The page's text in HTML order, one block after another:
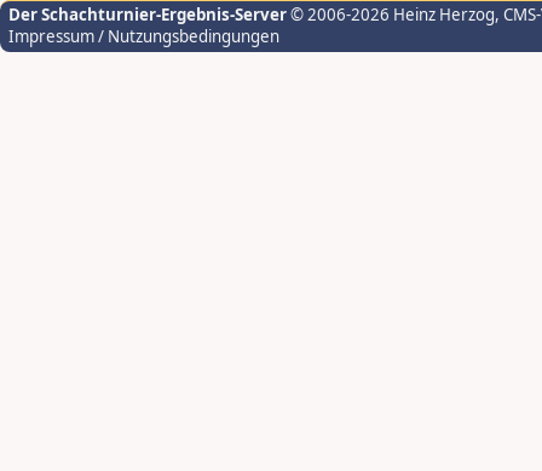
Der Schachturnier-Ergebnis-Server© 2006-2026 Heinz Herzog,
Impressum / Nutzungsbedingungen